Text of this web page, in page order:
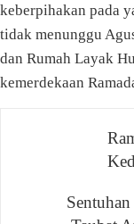
keberpihakan pada
tidak menunggu
dan Rumah Layak
kemerdekaan
Navigasi